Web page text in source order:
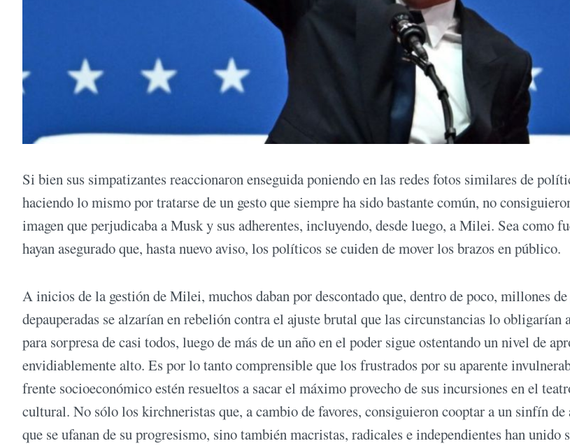
Si bien sus simpatizantes reaccionaron enseguida poniendo en las redes fotos similares de
haciendo lo mismo por tratarse de un gesto que siempre ha sido bastante común, no
imagen que perjudicaba a Musk y sus adherentes, incluyendo, desde luego, a Milei. Sea como
hayan asegurado que, hasta nuevo aviso, los políticos se cuiden de mover los brazos en público.
A inicios de la gestión de Milei, muchos daban por descontado que, dentro de poco, millones de
depauperadas se alzarían en rebelión contra el ajuste brutal que las circunstancias lo obligarían
para sorpresa de casi todos, luego de más de un año en el poder sigue ostentando un nivel de
envidiablemente alto. Es por lo tanto comprensible que los frustrados por su aparente
frente socioeconómico estén resueltos a sacar el máximo provecho de sus incursiones en el
cultural. No sólo los kirchneristas que, a cambio de favores, consiguieron cooptar a un sinfín de
que se ufanan de su progresismo, sino también macristas, radicales e independientes han unido